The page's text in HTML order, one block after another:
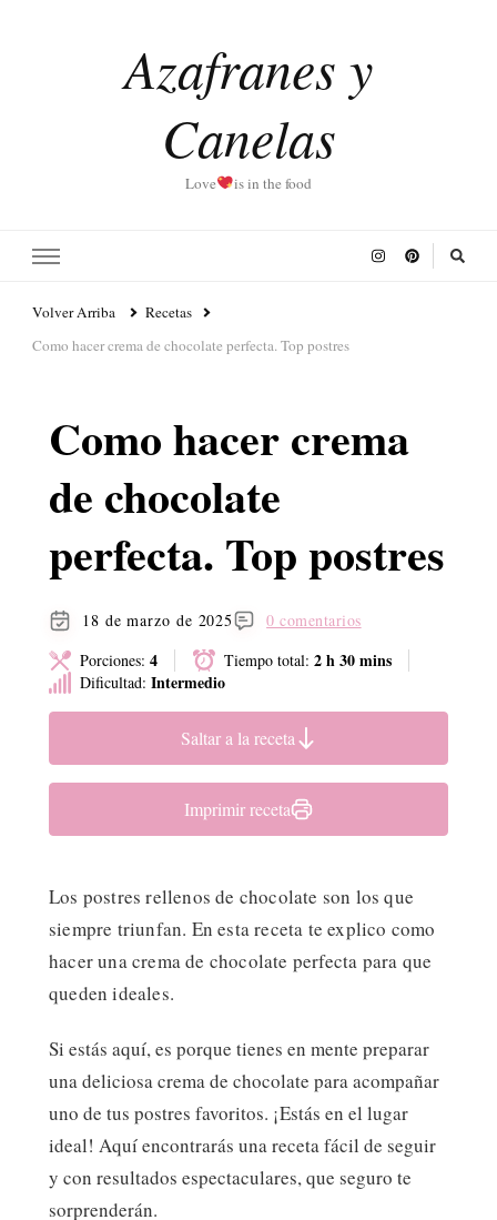
Azafranes y
Canelas
Love is in the food
Volver Arriba
Recetas
Como hacer crema de chocolate perfecta. Top postres
Como hacer crema
de chocolate
perfecta. Top postres
18 de marzo de 2025
0 comentarios
Porciones: 4 Tiempo total: 2 h 30 mins
Dificultad: Intermedio
Saltar a la receta
Imprimir receta
Los postres rellenos de chocolate son los que
siempre triunfan. En esta receta te explico como
hacer una crema de chocolate perfecta para que
queden ideales.
Si estás aquí, es porque tienes en mente preparar
una deliciosa crema de chocolate para acompañar
uno de tus postres favoritos. ¡Estás en el lugar
ideal! Aquí encontrarás una receta fácil de seguir
y con resultados espectaculares, que seguro te
sorprenderán.